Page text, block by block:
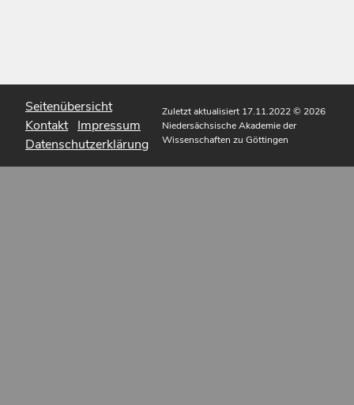
Seitenübersicht
Kontakt Impressum
Datenschutzerklärung
Zuletzt aktualisiert 17.11.2022© 2026
Niedersächsische Akademie der
Wissenschaften zu Göttingen